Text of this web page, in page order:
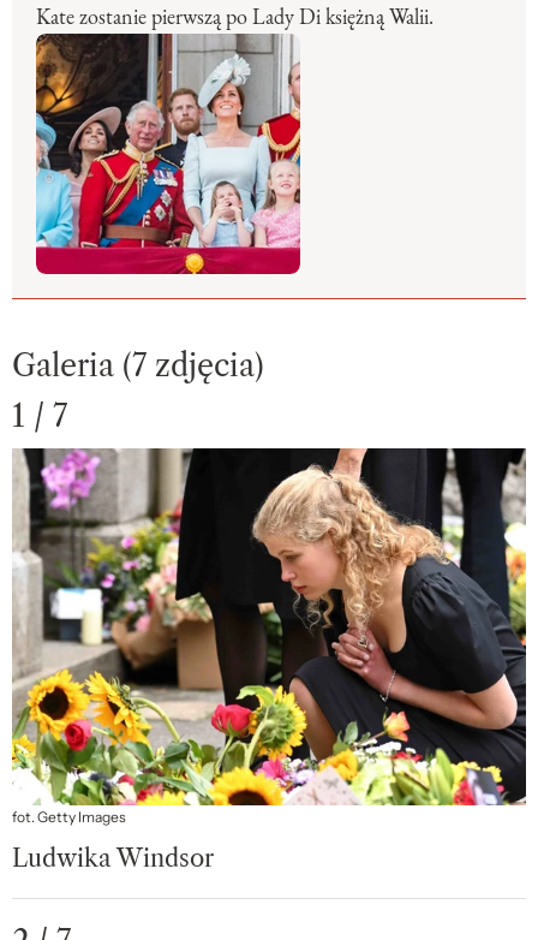
Kate zostanie pierwszą po Lady Di księżną Walii.
Galeria (7 zdjęcia)
1 / 7
fot. Getty Images
Ludwika Windsor